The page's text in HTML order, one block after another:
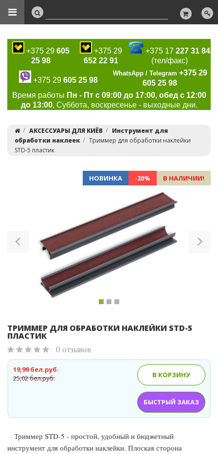
+375 29 605
25 98
+375 29
652 22 91
+375 17227 31 84
(тел/факс)
+375 29 605 25 98
WhatsApp / Telegram +375 29
605 25 98
Время работы Пн - Пт с 09:00 до 17:00, обед с 12:00
до 13:00, Суббота, воскресенье - выходные дни.
АКСЕССУАРЫ ДЛЯ КИЁВ
Инструмент для
обработки наклеек
Триммер для обработки наклейки
STD-5 пластик
НОВИНКА -20% В НАЛИЧИИ!
ТРИММЕР ДЛЯ ОБРАБОТКИ НАКЛЕЙКИ STD-5
ПЛАСТИК
0 отзывов
25,02 бел.руб.
19,99 бел.руб.
В КОРЗИНУ
БЫСТРЫЙ ЗАКАЗ
Триммер STD-5 - простой, удобный и бюджетный
инструмент для обработки наклейки. Плоская сторона